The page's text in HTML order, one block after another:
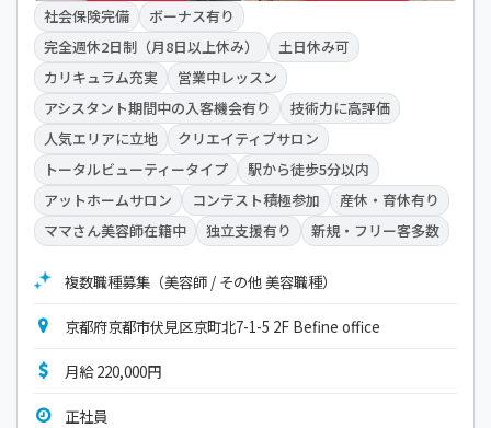
社会保険完備
ボーナス有り
完全週休2日制（月8日以上休み）
土日休み可
カリキュラム充実
営業中レッスン
アシスタント期間中の入客機会有り
技術力に高評価
人気エリアに立地
クリエイティブサロン
トータルビューティータイプ
駅から徒歩5分以内
アットホームサロン
コンテスト積極参加
産休・育休有り
ママさん美容師在籍中
独立支援有り 新規・フリー客多数
複数職種募集（美容師 / その他 美容職種）
京都府京都市伏見区京町北7-1-5 2F Befine office
月給 220,000円
正社員